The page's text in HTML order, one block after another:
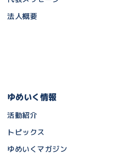
法人概要
ゆめいく情報
活動紹介
トピックス
ゆめいくマガジン